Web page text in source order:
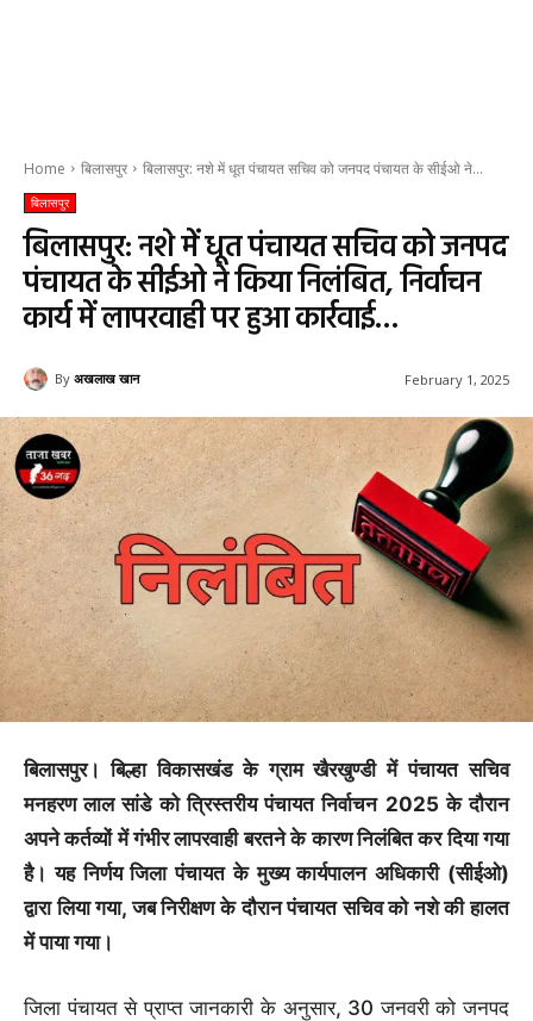
Home बिलासपुर बिलासपुर: नशे में धूत पंचायत सचिव को जनपद पंचायत के सीईओ ने...
बिलासपुर
बिलासपुर: नशे में धूत पंचायत सचिव को जनपद
पंचायत के सीईओ ने किया निलंबित, निर्वाचन
कार्य में लापरवाही पर हुआ कार्रवाई…
By अखलाख खान February 1, 2025
बिलासपुर। बिल्हा विकासखंड के ग्राम खैरखुण्डी में पंचायत सचिव
मनहरण लाल सांडे को त्रिस्तरीय पंचायत निर्वाचन 2025 के दौरान
अपने कर्तव्यों में गंभीर लापरवाही बरतने के कारण निलंबित कर दिया गया
है। यह निर्णय जिला पंचायत के मुख्य कार्यपालन अधिकारी (सीईओ)
द्वारा लिया गया, जब निरीक्षण के दौरान पंचायत सचिव को नशे की हालत
में पाया गया।
जिला पंचायत से प्राप्त जानकारी के अनुसार, 30 जनवरी को जनपद